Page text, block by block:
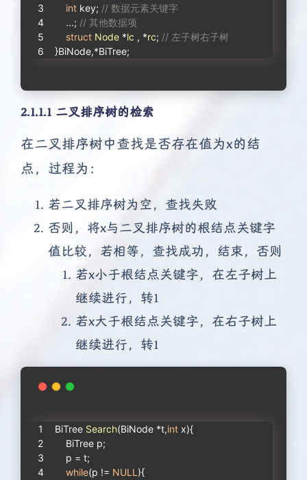
int key; // 数据元素关键字
    ...;
// 其他数据项
struct Node *lc , *rc; // 左子树右子树
}BiNode,*BiTree;
2.1.1.1 二叉排序树的检索
在二叉排序树中查找是否存在值为x的结
点，过程为：
若二叉排序树为空，查找失败
否则，将x与二叉排序树的根结点关键字
值比较，若相等，查找成功，结束，否则
若x小于根结点关键字，在左子树上
继续进行，转1
若x大于根结点关键字，在右子树上
继续进行，转1
BiTree Search(BiNode *t,int x){
    BiTree p;
    p = t;
while(p != NULL ){